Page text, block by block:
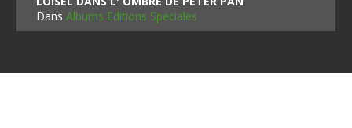
DansAlbums Editions Spéciales